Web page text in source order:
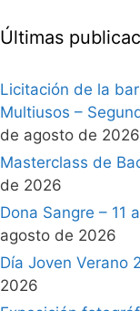
Últimas
Licitación de la
Multiusos –
de agosto de 2026
Masterclass de
de 2026
Dona Sangre – 11
agosto de 2026
Día Joven Verano
2026